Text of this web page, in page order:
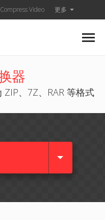
Compress Video 更多
器
、7Z、RAR 等格式